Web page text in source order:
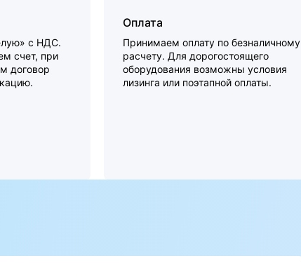
с НДС.
счет, при
договор
Оплата
Принимаем оплату по безналичному
расчету. Для дорогостоящего
оборудования возможны условия
лизинга или поэтапной оплаты.